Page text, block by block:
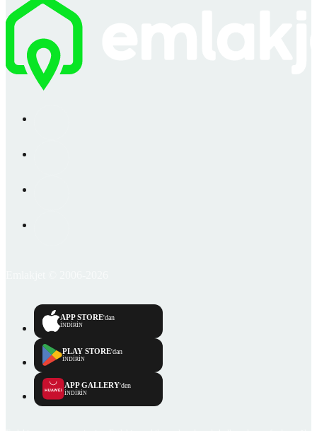
APP STORE'dan
İNDİRİN
PLAY STORE'dan
İNDİRİN
APP GALLERY'den
İNDİRİN